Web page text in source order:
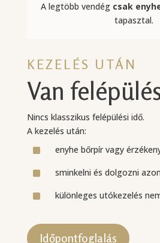
A legtöbb vendég csak
tapasztal.
KEZELÉS UTÁN
Van
Nincs klasszikus felépülési idő.
A kezelés után:
^ enyhe bőrpír vagy
^ sminkelni és dolgozni
^ különleges utókezelés
Időpontfoglalás